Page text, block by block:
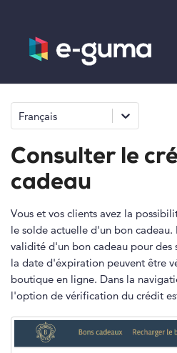
Boutique de
e-
Français
Consulter le
cadeau
Vous et vos clients avez la
le solde actuelle d'un bon
validité d'un bon cadeau pour des
la date d'éxpiration peuvent être
boutique en ligne. Dans la
l'option de vérification du crédit